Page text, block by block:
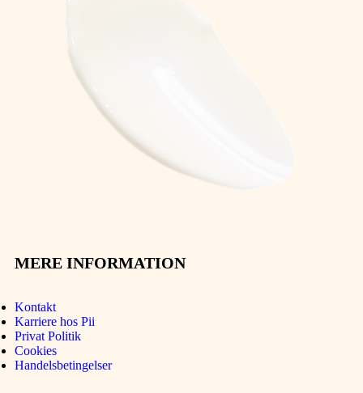
MERE INFORMATION
Kontakt
Karriere hos Pii
Privat Politik
Cookies
Handelsbetingelser